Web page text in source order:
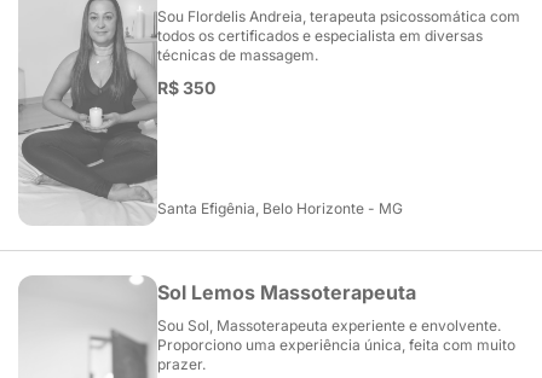
Sou Flordelis Andreia, terapeuta psicossomática com
todos os certificados e especialista em diversas
técnicas de massagem.
R$ 350
Santa Efigênia, Belo Horizonte - MG
Sol Lemos Massoterapeuta
Sou Sol, Massoterapeuta experiente e envolvente.
Proporciono uma experiência única, feita com muito
prazer.